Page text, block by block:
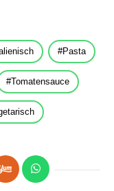
Pasta
Tomatensauce